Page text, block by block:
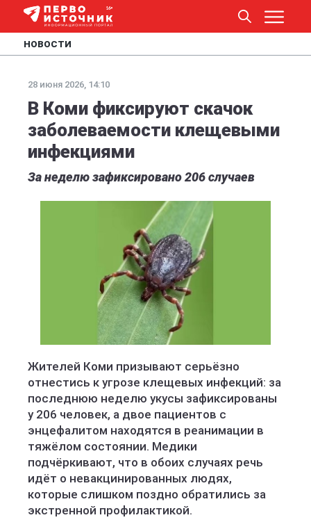
НОВОСТИ
28 июня 2026, 14:10
В Коми фиксируют скачок
заболеваемости клещевыми
инфекциями
За неделю зафиксировано 206 случаев
Жителей Коми призывают серьёзно
отнестись к угрозе клещевых инфекций: за
последнюю неделю укусы зафиксированы
у 206 человек, а двое пациентов с
энцефалитом находятся в реанимации в
тяжёлом состоянии. Медики
подчёркивают, что в обоих случаях речь
идёт о невакцинированных людях,
которые слишком поздно обратились за
экстренной профилактикой.